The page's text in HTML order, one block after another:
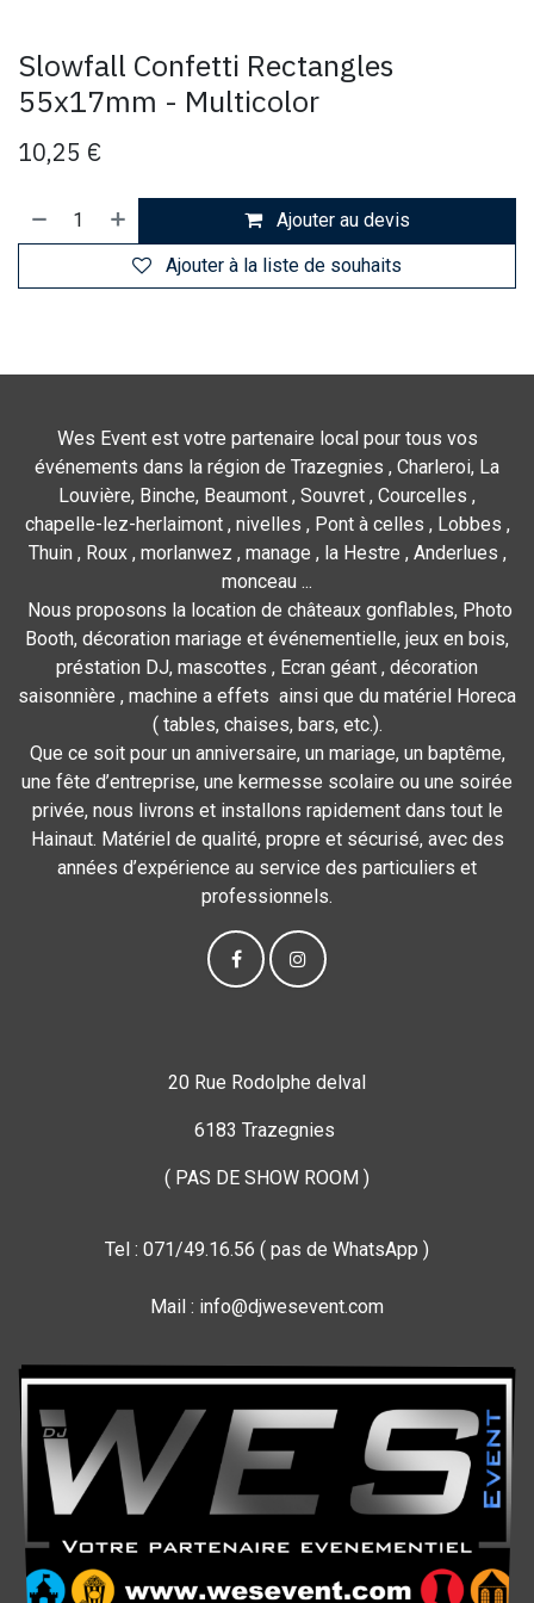
Slowfall Confetti Rectangles
55x17mm - Multicolor
10,25 €
Ajouter au devis
Ajouter à la liste de souhaits
Wes Event est votre partenaire local pour tous vos
événements dans la région de Trazegnies , Charleroi, La
Louvière, Binche, Beaumont , Souvret , Courcelles ,
chapelle-lez-herlaimont , nivelles , Pont à celles , Lobbes ,
Thuin , Roux , morlanwez , manage , la Hestre , Anderlues ,
monceau ...
Nous proposons la location de châteaux gonflables, Photo
Booth, décoration mariage et événementielle, jeux en bois,
préstation DJ, mascottes , Ecran géant , décoration
saisonnière , machine a effets ainsi que du matériel Horeca
( tables, chaises, bars, etc.).
Que ce soit pour un anniversaire, un mariage, un baptême,
une fête d’entreprise, une kermesse scolaire ou une soirée
privée, nous livrons et installons rapidement dans tout le
Hainaut. Matériel de qualité, propre et sécurisé, avec des
années d’expérience au service des particuliers et
professionnels.
20 Rue Rodolphe delval
6183 Trazegnies
( PAS DE SHOW ROOM )
Tel : 071/49.16.56 ( pas de WhatsApp )
Mail : info@djwesevent.com